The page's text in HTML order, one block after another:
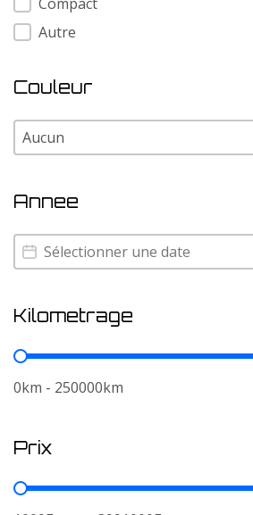
Autre
Couleur
Couleur
Couleur
Annee
Annee
Annee
Kilometrage
Kilometrage
0km - 250000km
Prix
Prix